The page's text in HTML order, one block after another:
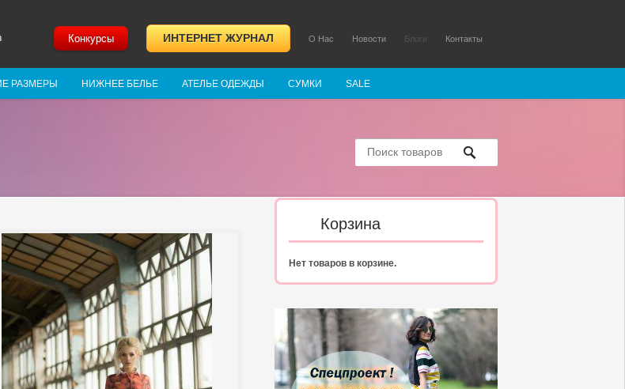
Конкурсы ИНТЕРНЕТ ЖУРНАЛ О Нас Новости Блоги Контакты
РАЗМЕРЫ НИЖНЕЕ БЕЛЬЕ АТЕЛЬЕ ОДЕЖДЫ СУМКИ SALE
Корзина
Нет товаров в корзине.